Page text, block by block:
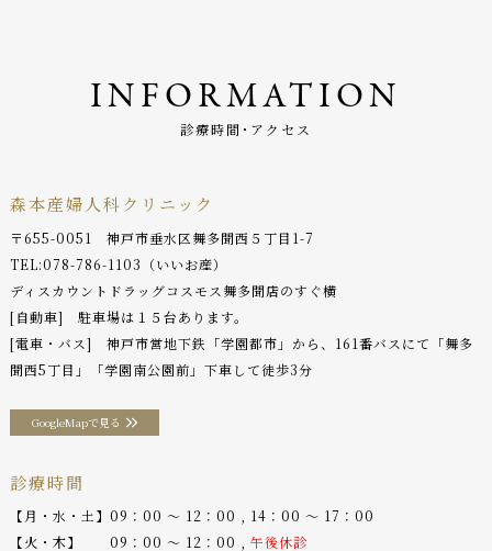
INFORMATION
診療時間･アクセス
森本産婦人科クリニック
〒655-0051 神戸市垂水区舞多聞西５丁目1-7
TEL:078-786-1103 （いいお産）
ディスカウントドラッグコスモス舞多聞店のすぐ横
[自動車] 駐車場は１５台あります。
[電車・バス] 神戸市営地下鉄「学園都市」から、161番バスにて「舞多
聞西5丁目」「学園南公園前」下車して徒歩3分
GoogleMapで見る
診療時間
【月・水・土】09：00 〜 12：00 , 14：00 〜 17：00
【火・木】 09：00 〜 12：00 , 午後休診